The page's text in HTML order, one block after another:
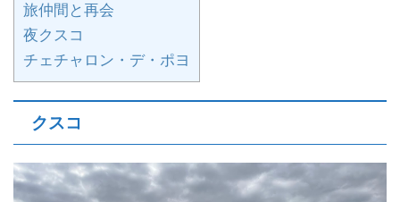
旅仲間と再会
夜クスコ
チェチャロン・デ・ポヨ
クスコ